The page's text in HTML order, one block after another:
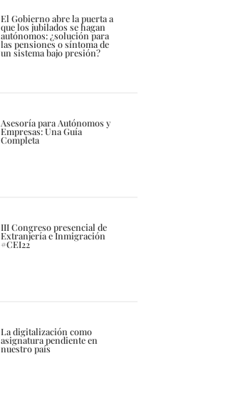
El Gobierno abre la puerta a
que los jubilados se hagan
autónomos: ¿solución para
las pensiones o síntoma de
un sistema bajo presión?
Asesoría para Autónomos y
Empresas: Una Guía
Completa
III Congreso presencial de
Extranjería e Inmigración
#CEI22
La digitalización como
asignatura pendiente en
nuestro país